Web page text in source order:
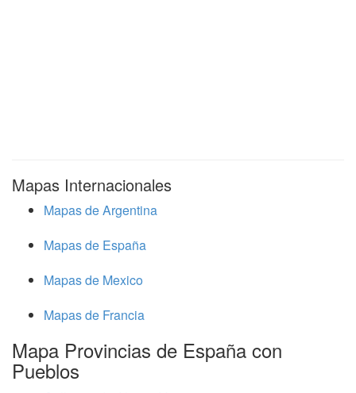
Mapas Internacionales
Mapas de Argentina
Mapas de España
Mapas de Mexico
Mapas de Francia
Mapa Provincias de España con
Pueblos